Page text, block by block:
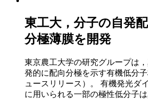
東工大，分子の自発
分極薄膜を開発
東京農工大学の研究グループは
発的に配向分極を示す有機低分
ュースリリース）。 有機発光ダ
に用いられる一部の極性低分子